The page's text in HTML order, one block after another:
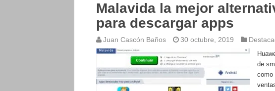
Malavida la mejor
para descargar apps
Juan Cascón Baños 30 octubre, 2019
de
como